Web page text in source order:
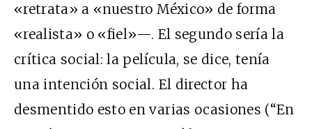
«retrata» a «nuestro México» de forma
«realista» o «fiel»—. El segundo sería la
crítica social: la película, se dice, tenía
una intención social. El director ha
desmentido esto en varias ocasiones (“En